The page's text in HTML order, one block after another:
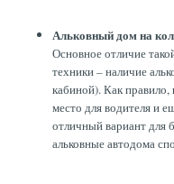
Альковный дом на
Основное отличие
техники – наличие
кабиной). Как правило,
место для водителя и
отличный вариант для
альковные автодома